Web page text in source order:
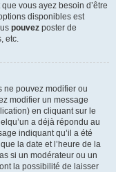
vous ayez besoin d’être
disponibles est
pouvez poster de
etc.
ne pouvez modifier ou
modifier un message
en cliquant sur le
a déjà répondu au
indiquant qu’il a été
la date et l’heure de la
si un modérateur ou un
la possibilité de laisser